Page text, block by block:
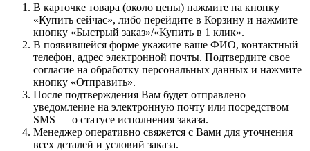
В карточке товара (около цены) нажмите на кнопку
«Купить сейчас», либо перейдите в Корзину и нажмите
кнопку «Быстрый заказ»/«Купить в 1 клик».
В появившейся форме укажите ваше ФИО, контактный
телефон, адрес электронной почты. Подтвердите свое
согласие на обработку персональных данных и нажмите
кнопку «Отправить».
После подтверждения Вам будет отправлено
уведомление на электронную почту или посредством
SMS — о статусе исполнения заказа.
Менеджер оперативно свяжется с Вами для уточнения
всех деталей и условий заказа.